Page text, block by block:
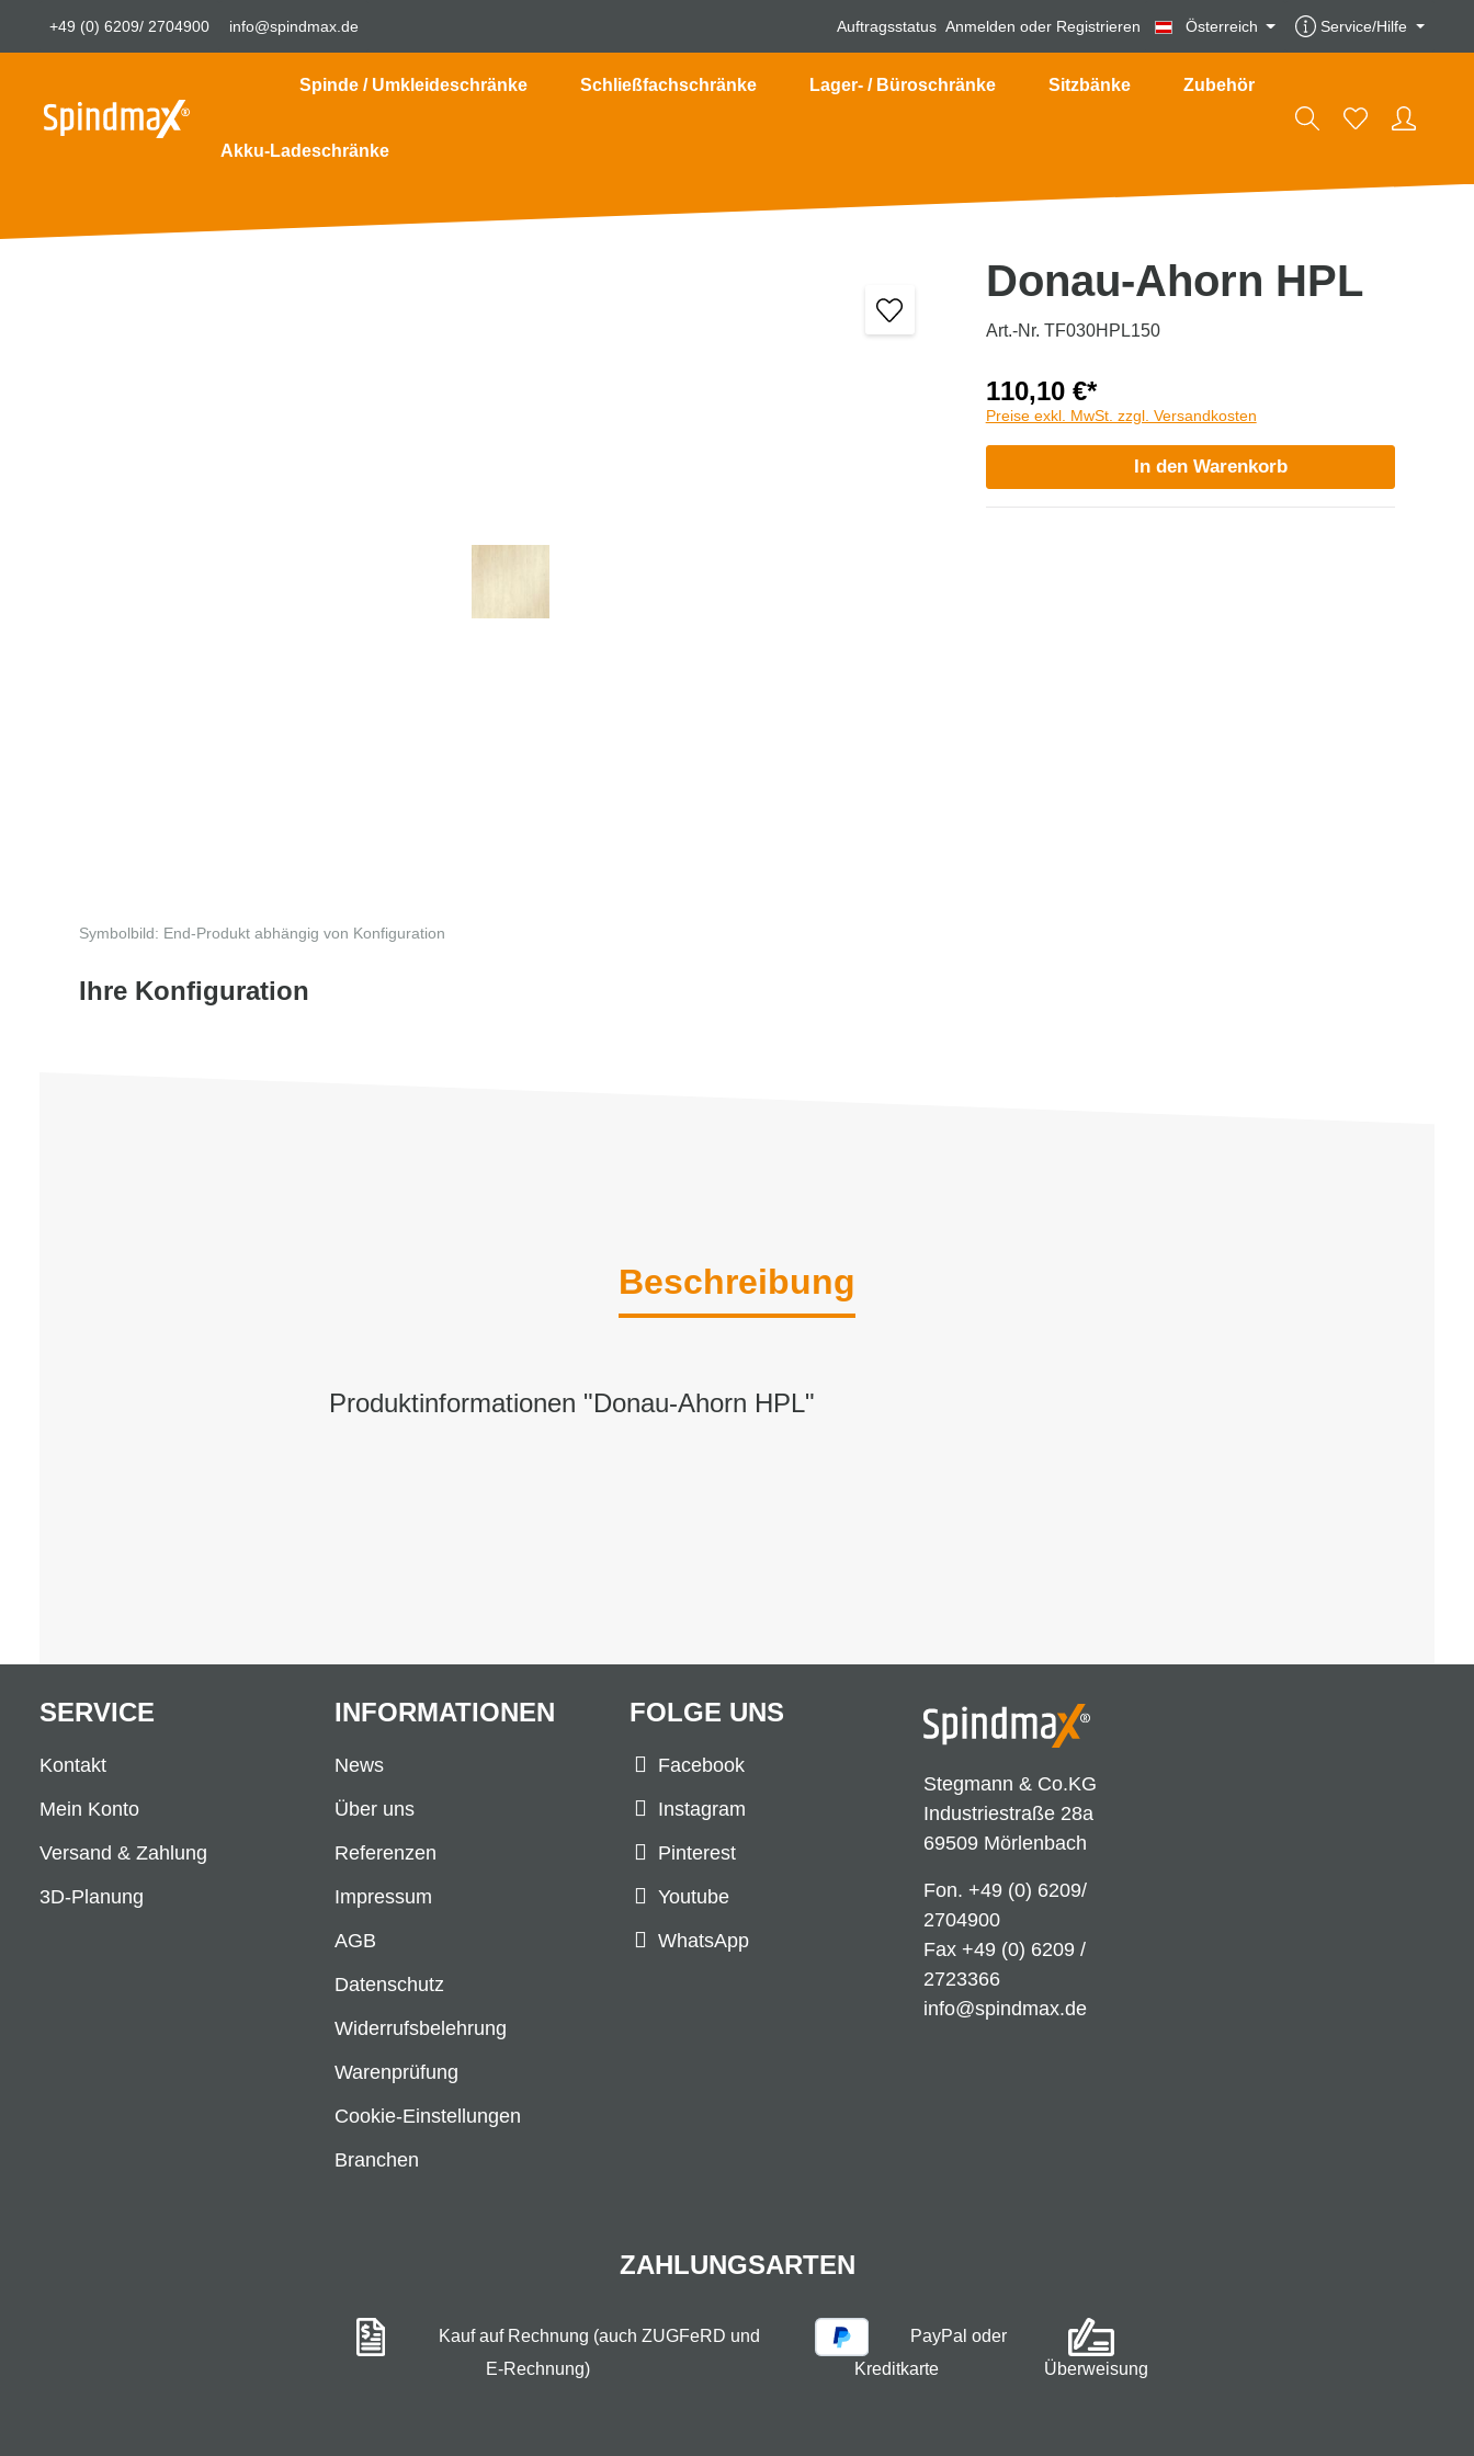
+49 (0) 6209/ 2704900 info@spindmax.de Auftragsstatus Anmelden oder Registrieren Österreich Service/Hilfe
Spinde / Umkleideschränke Schließfachschränke Lager- / Büroschränke Sitzbänke Zubehör
Akku-Ladeschränke
Symbolbild: End-Produkt abhängig von Konfiguration
Ihre Konfiguration
Donau-Ahorn HPL
Art.-Nr. TF030HPL150
110,10 €*
Preise exkl. MwSt. zzgl. Versandkosten
In den Warenkorb
Beschreibung
Produktinformationen "Donau-Ahorn HPL"
Stegmann & Co.KG
Industriestraße 28a
69509 Mörlenbach
Fon. +49 (0) 6209/
2704900
Fax +49 (0) 6209 /
2723366
info@spindmax.de
FOLGE UNS
Facebook
Instagram
Pinterest
Youtube
WhatsApp
SERVICE
Kontakt
Mein Konto
Versand & Zahlung
3D-Planung
INFORMATIONEN
News
Über uns
Referenzen
Impressum
AGB
Datenschutz
Widerrufsbelehrung
Warenprüfung
Cookie-Einstellungen
Branchen
ZAHLUNGSARTEN
Kauf auf Rechnung (auch ZUGFeRD und
E-Rechnung)
PayPal oder
Kreditkarte
Überweisung